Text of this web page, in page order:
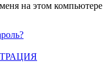
на этом компьютере